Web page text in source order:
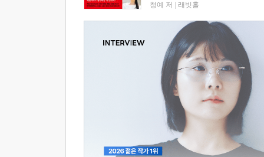
청예 저 래빗홀